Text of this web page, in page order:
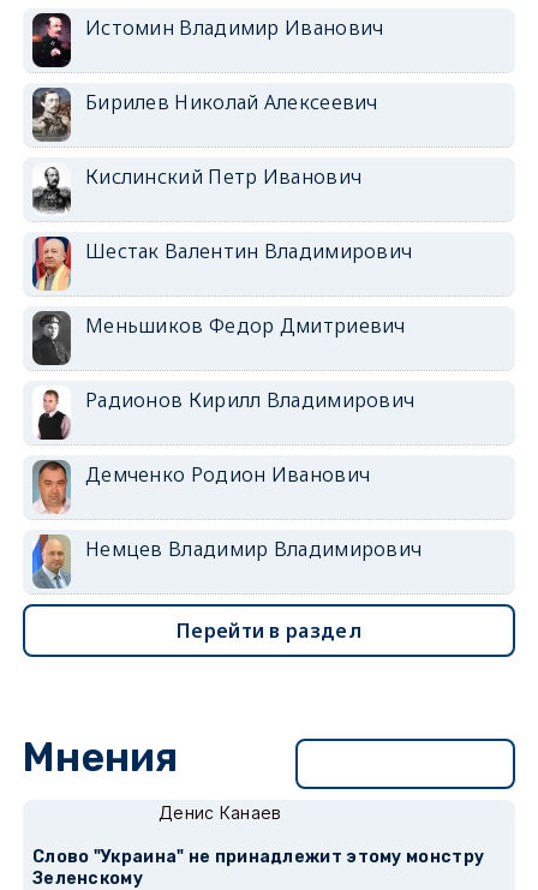
Истомин Владимир Иванович
Бирилев Николай Алексеевич
Кислинский Петр Иванович
Шестак Валентин Владимирович
Меньшиков Федор Дмитриевич
Радионов Кирилл Владимирович
Демченко Родион Иванович
Немцев Владимир Владимирович
Перейти в раздел
Мнения
Денис Канаев
Слово "Украина" не принадлежит этому монстру
Зеленскому